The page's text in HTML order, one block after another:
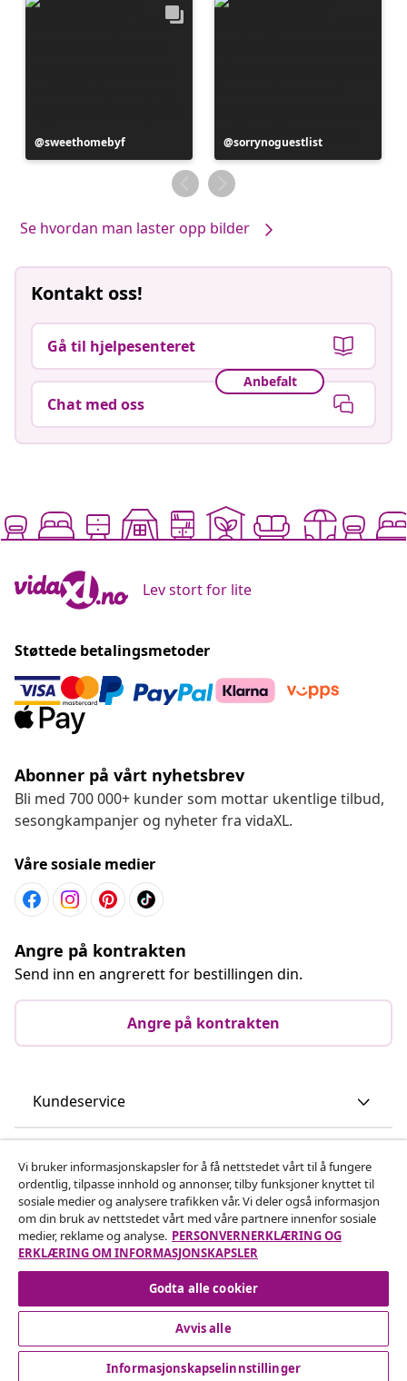
Innlegg
publisert
sweethomebyf
Innlegg
publisert
av
sorrynoguestlist
Se hvordan man laster opp bilder
Kontakt oss!
Gå til hjelpesenteret
Anbefalt
Chat med oss
Lev stort for lite
Støttede betalingsmetoder
Abonner på vårt nyhetsbrev
Bli med 700 000+ kunder som mottar ukentlige tilbud,
sesongkampanjer og nyheter fra vidaXL.
Våre sosiale medier
Angre på kontrakten
Send inn en angrerett for bestillingen din.
Angre på kontrakten
Kundeservice
vidaXL
Oppdag mer
Vi bruker informasjonskapsler for å få nettstedet vårt til å fungere
ordentlig, tilpasse innhold og annonser, tilby funksjoner knyttet til
sosiale medier og analysere trafikken vår. Vi deler også informasjon
om din bruk av nettstedet vårt med våre partnere innenfor sosiale
medier, reklame og analyse. PERSONVERNERKLÆRING OG
ERKLÆRING OM INFORMASJONSKAPSLER
Godta alle cookier
Avvis alle
Informasjonskapselinnstillinger